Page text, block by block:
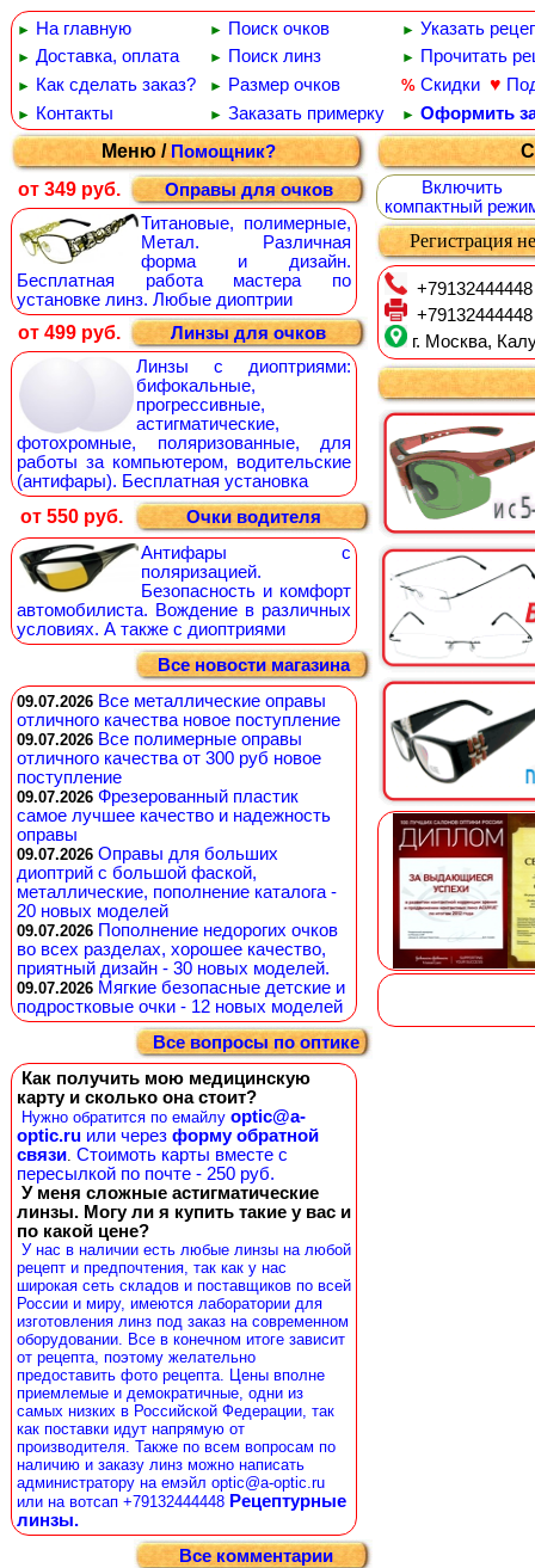
► На главную ► Поиск очков ► Указать
► Доставка, оплата ► Поиск линз ► Прочитать
► Как сделать заказ? ► Размер очков % Скидки ♥
► Контакты ► Заказать примерку ► Оформить
Меню /Помощник?
от 349 руб.
Оправы для очков
Титановые, полимерные,
Метал. Различная
форма и дизайн.
Бесплатная работа мастера по
установке линз. Любые диоптрии
от 499 руб.
Линзы для очков
Линзы с диоптриями:
бифокальные,
прогрессивные,
астигматические,
фотохромные, поляризованные, для
работы за компьютером, водительские
(антифары). Бесплатная установка
от 550 руб.
Очки водителя
Антифары с
поляризацией.
Безопасность и комфорт
автомобилиста. Вождение в различных
условиях. А также с диоптриями
Все новости магазина
09.07.2026 Все металлические оправы
отличного качества новое поступление
09.07.2026 Все полимерные оправы
отличного качества от 300 руб новое
поступление
09.07.2026 Фрезерованный пластик
самое лучшее качество и надежность
оправы
09.07.2026 Оправы для больших
диоптрий с большой фаской,
металлические, пополнение каталога -
20 новых моделей
09.07.2026 Пополнение недорогих очков
во всех разделах, хорошее качество,
приятный дизайн - 30 новых моделей.
09.07.2026 Мягкие безопасные детские и
подростковые очки - 12 новых моделей
Все вопросы по оптике
Как получить мою медицинскую
карту и сколько она стоит?
Нужно обратится по емайлу optic@a-
optic.ru или через форму обратной
связи. Стоимоть карты вместе с
пересылкой по почте - 250 руб.
У меня сложные астигматические
линзы. Могу ли я купить такие у вас и
по какой цене?
У нас в наличии есть любые линзы на любой
рецепт и предпочтения, так как у нас
широкая сеть складов и поставщиков по всей
России и миру, имеются лаборатории для
изготовления линз под заказ на современном
оборудовании. Все в конечном итоге зависит
от рецепта, поэтому желательно
предоставить фото рецепта. Цены вполне
приемлемые и демократичные, одни из
самых низких в Российской Федерации, так
как поставки идут напрямую от
производителя. Также по всем вопросам по
наличию и заказу линз можно написать
администратору на емэйл optic@a-optic.ru
или на вотсап +79132444448 Рецептурные
линзы.
Все комментарии
Включить
компактный
Регистрация
+79132444448
+79132444448
г. Москва,